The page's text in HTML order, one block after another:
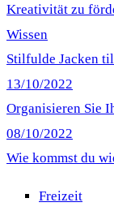
Kreativität zu
Wissen
Stilfulde Jacken
13/10/2022
Organisieren Sie
08/10/2022
Wie kommst du
Freizeit